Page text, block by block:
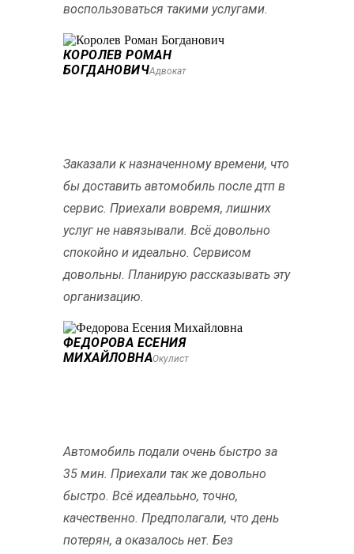
воспользоваться такими услугами.
КОРОЛЕВ РОМАН
БОГДАНОВИЧАдвокат
Заказали к назначенному времени, что
бы доставить автомобиль после дтп в
сервис. Приехали вовремя, лишних
услуг не навязывали. Всё довольно
спокойно и идеально. Сервисом
довольны. Планирую рассказывать эту
организацию.
ФЕДОРОВА ЕСЕНИЯ
МИХАЙЛОВНАОкулист
Автомобиль подали очень быстро за
35 мин. Приехали так же довольно
быстро. Всё идеалььно, точно,
качественно. Предполагали, что день
потерян, а оказалось нет. Без